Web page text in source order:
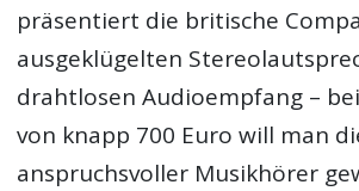
präsentiert die britische
ausgeklügelten
drahtlosen Audioempfang –
von knapp 700 Euro will man
anspruchsvoller Musikhörer